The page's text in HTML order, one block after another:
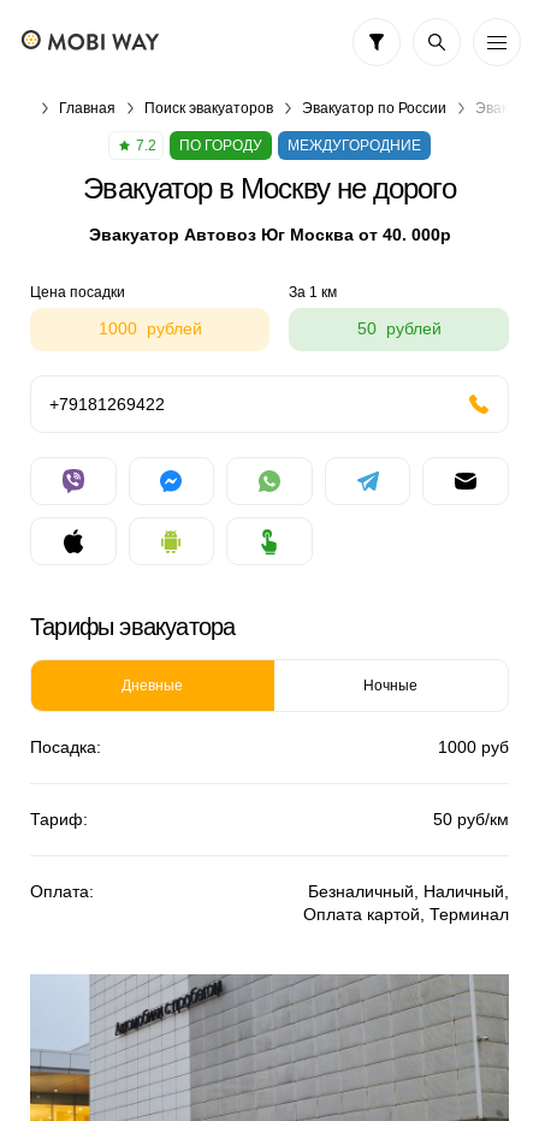
Главная Поиск эвакуаторов Эвакуатор по России
7.2 ПО ГОРОДУ МЕЖДУГОРОДНИЕ
Эвакуатор в Москву не дорого
Эвакуатор Автовоз Юг Москва от 40. 000р
Цена посадки
1000 рублей
За 1 км
50 рублей
+79181269422
Тарифы эвакуатора
Дневные Ночные
Посадка: 1000 руб
Тариф: 50 руб/км
Оплата:
Безналичный, Наличный,
Оплата картой, Терминал